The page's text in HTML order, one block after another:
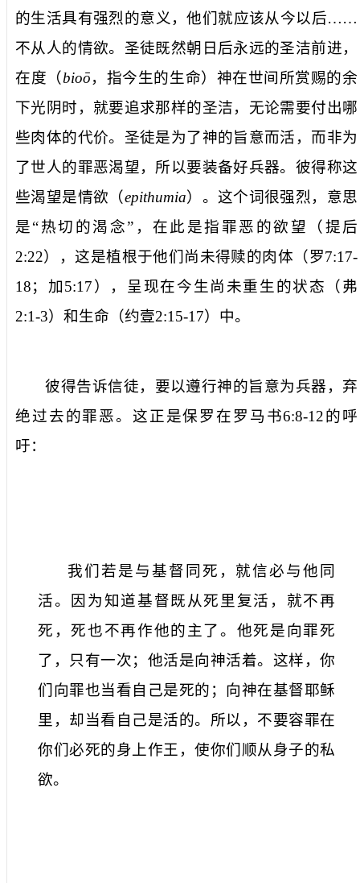
的生活具有强烈的意义，他们就应该从今以后……
不从人的情欲。圣徒既然朝日后永远的圣洁前进，
在度 （bioō，指今生的生命）神在世间所赏赐的余
下光阴时，就要追求那样的圣洁，无论需要付出哪
些肉体的代价。圣徒是为了神的旨意而活，而非为
了世人的罪恶渴望，所以要装备好兵器。彼得称这
些渴望是情欲 （epithumia）。这个词很强烈，意思
是“热切的渴念”，在此是指罪恶的欲望（提后
2:22），这是植根于他们尚未得赎的肉体（罗7:17-
18；加5:17），呈现在今生尚未重生的状态（弗
2:1-3）和生命（约壹2:15-17）中。
彼得告诉信徒，要以遵行神的旨意为兵器，弃
绝过去的罪恶。这正是保罗在罗马书6:8-12的呼
吁：
我们若是与基督同死，就信必与他同
活。因为知道基督既从死里复活，就不再
死，死也不再作他的主了。他死是向罪死
了，只有一次；他活是向神活着。这样，你
们向罪也当看自己是死的；向神在基督耶稣
里，却当看自己是活的。所以，不要容罪在
你们必死的身上作王，使你们顺从身子的私
欲。